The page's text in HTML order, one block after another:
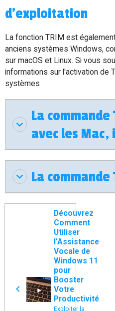
d'exploitation
La fonction TRIM est
anciens systèmes Windows,
sur macOS et Linux. Si vous
informations sur l'activation de
systèmes
La commande
avec les Mac,
La commande
Découvrez
Comment
Utiliser
l'Assistance
Vocale de
Windows 11
pour
Booster
Votre
Productivité
Exploiter la